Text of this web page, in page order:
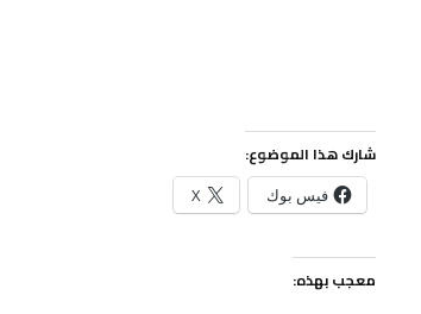
شارك هذا الموضوع:
فيس بوك X
معجب بهذه: